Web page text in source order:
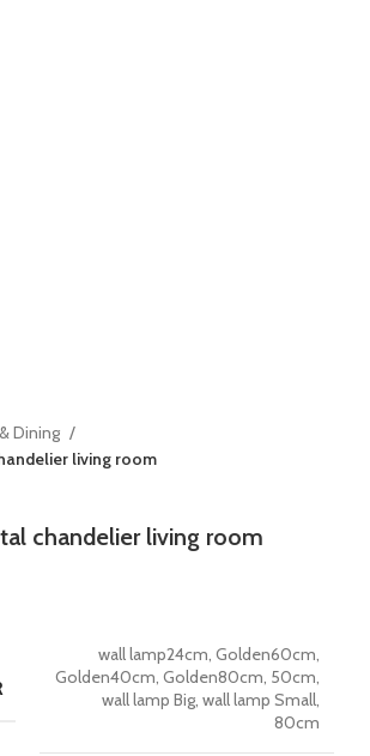
Dining
living room
chandelier living room
wall lamp24cm, Golden60cm,
Golden40cm, Golden80cm, 50cm,
wall lamp Big, wall lamp Small,
80cm